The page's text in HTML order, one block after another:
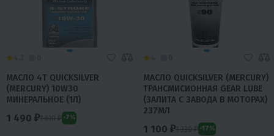
МАСЛО 4T QUICKSILVER
(MERCURY) 10W30
МИНЕРАЛЬНОЕ (1Л)
1 490 ₽1 610 ₽ -7%
МАСЛО QUICKSILVER (MERCURY)
ТРАНСМИСИОННАЯ GEAR LUBE
(ЗАЛИТА С ЗАВОДА В МОТОРАХ)
237МЛ
1 100 ₽1 330 ₽ -17%